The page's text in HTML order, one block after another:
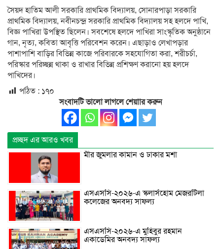
সৈয়দ হাতিম আলী সরকারি প্রাথমিক বিদ্যালয়, সোনারপাড়া সরকারি
প্রাথমিক বিদ্যালয়, নবীনচন্দ্র সরকারি প্রাথমিক বিদ্যালয় সহ হলদে পাখি,
বিজ্ঞ পাখিরা উপস্থিত ছিলেন। সবশেষে হলদে পাখিরা সাংস্কৃতিক অনুষ্ঠানে
গান, নৃত্য, কবিতা আবৃত্তি পরিবেশন করেন। এছাড়াও লেখাপড়ার
পাশাপাশি বাড়ির বিভিন্ন কাজে পরিবারকে সহযোগিতা করা, শরীচর্চা,
পরিস্কার পরিচ্ছন্ন থাকা ও রাখার বিভিন্ন প্রশিক্ষণ করানো হয় হলদে
পাখিদের।
পঠিত : ১৭০
সংবাদটি ভালো লাগলে শেয়াার করুন
প্রচ্ছদ এর আরও খবর
মীর জুমলার কামান ও ঢাকার মশা
এসএসসি-২০২৬-এ স্কলার্সহোম মেজরটিলা
কলেজের অনবদ্য সাফল্য
এসএসসি-২০২৬-এ মুহিবুর রহমান
একাডেমির অনবদ্য সাফল্য